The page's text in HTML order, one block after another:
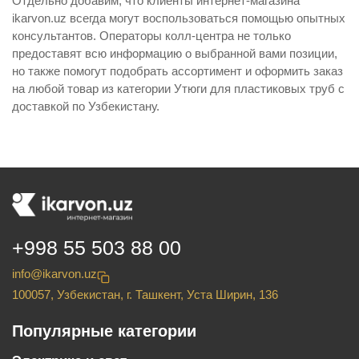
ikarvon.uz всегда могут воспользоваться помощью опытных
консультантов. Операторы колл-центра не только
предоставят всю информацию о выбранной вами позиции,
но также помогут подобрать ассортимент и оформить заказ
на любой товар из категории Утюги для пластиковых труб с
доставкой по Узбекистану.
+998 55 503 88 00
info@ikarvon.uz
100057, Узбекистан, г. Ташкент, Уста Ширин, 136
Популярные категории